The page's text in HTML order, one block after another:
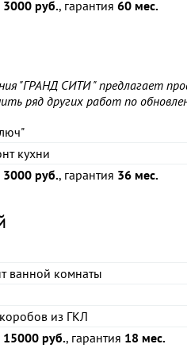
3000 руб., гарантия 60 мес.
"ГРАНД СИТИ " предлагает
ряд других работ по
кухни
3000 руб., гарантия 36 мес.
ванной комнаты
из ГКЛ
15000 руб., гарантия 18 мес.